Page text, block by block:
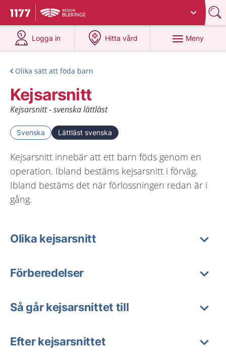
Till startsidan för 1177
Du har valt region
Logga in
på 1177.se
Hitta vård
på 1177.se
Meny
Olika sätt att föda barn
Kejsarsnitt
Kejsarsnitt - svenska lättläst
Svenska Lättläst svenska
Kejsarsnitt innebär att ett barn föds genom en
operation. Ibland bestäms kejsarsnitt i förväg.
Ibland bestäms det när förlossningen redan är i
gång.
Olika kejsarsnitt
Förberedelser
Så går kejsarsnittet till
Efter kejsarsnittet